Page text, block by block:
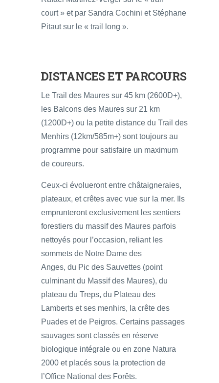
court » et par Sandra Cochini et Stéphane
Pitaut sur le « trail long ».
DISTANCES ET PARCOURS
Le Trail des Maures sur 45 km (2600D+),
les Balcons des Maures sur 21 km
(1200D+) ou la petite distance du Trail des
Menhirs (12km/585m+) sont toujours au
programme pour satisfaire un maximum
de coureurs.
Ceux-ci évolueront entre châtaigneraies,
plateaux, et crêtes avec vue sur la mer. Ils
emprunteront exclusivement les sentiers
forestiers du massif des Maures parfois
nettoyés pour l’occasion, reliant les
sommets de Notre Dame des
Anges, du Pic des Sauvettes (point
culminant du Massif des Maures), du
plateau du Treps, du Plateau des
Lamberts et ses menhirs, la crête des
Puades et de Peigros. Certains passages
sauvages sont classés en réserve
biologique intégrale ou en zone Natura
2000 et placés sous la protection de
l’Office National des Forêts.